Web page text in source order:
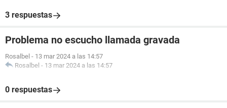
3 respuestas
Problema no escucho llamada gravada
Rosalbel - 13 mar 2024 a las 14:57
Rosalbel - 13 mar 2024 a las 14:57
0 respuestas